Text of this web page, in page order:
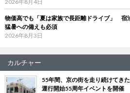
2026年8月4日
物価高でも「夏は家族で長距離ドライブ」 宿
猛暑への備えも必須
2026年8月3日
カルチャー
55年間、京の街を走り続けてき
運行開始55周年イベントを開催